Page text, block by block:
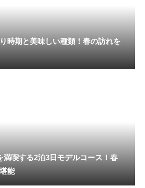
時期と美味しい種類！春の訪れを
満喫する2泊3日モデルコース！春
能